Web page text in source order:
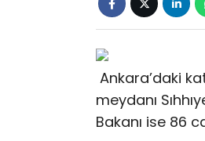
Ankara’daki
meydanı
Bakanı ise 86